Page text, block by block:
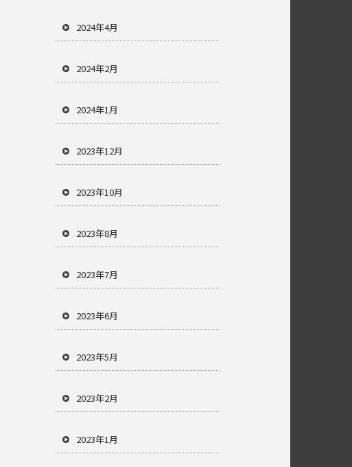
2024年4月
2024年2月
2024年1月
2023年12月
2023年10月
2023年8月
2023年7月
2023年6月
2023年5月
2023年2月
2023年1月